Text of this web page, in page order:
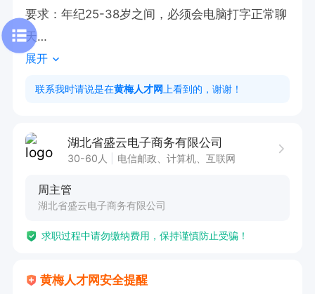
要求：年纪25-38岁之间，必须会电脑打字正常聊
天
薪资待遇：
1.底薪2300+300全勤补贴+提成
000--20000.
展开
联系我时请说是在黄梅人才网 上看到的，谢谢！
湖北省盛云电子商务有限公司
30-60人 电信邮政、计算机、互联网
周主管
湖北省盛云电子商务有限公司
求职过程中请勿缴纳费用，保持谨慎防止受骗！
黄梅人才网安全提醒